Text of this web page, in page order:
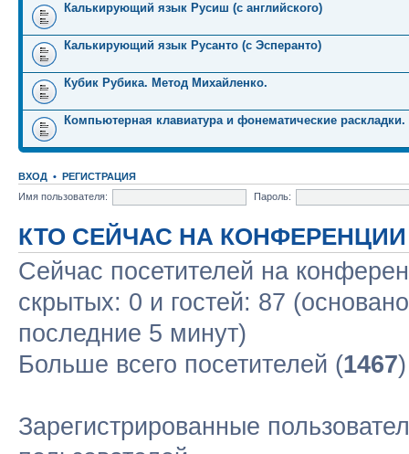
Калькирующий язык Русиш (с английского)
Калькирующий язык Русанто (с Эсперанто)
Кубик Рубика. Метод Михайленко.
Компьютерная клавиатура и фонематические раскладки.
ВХОД • РЕГИСТРАЦИЯ
Имя пользователя:
Пароль:
КТО СЕЙЧАС НА КОНФЕРЕНЦИИ
Сейчас посетителей на
скрытых: 0 и гостей: 87
последние 5 минут)
Больше всего посетителей (1467
Зарегистрированные